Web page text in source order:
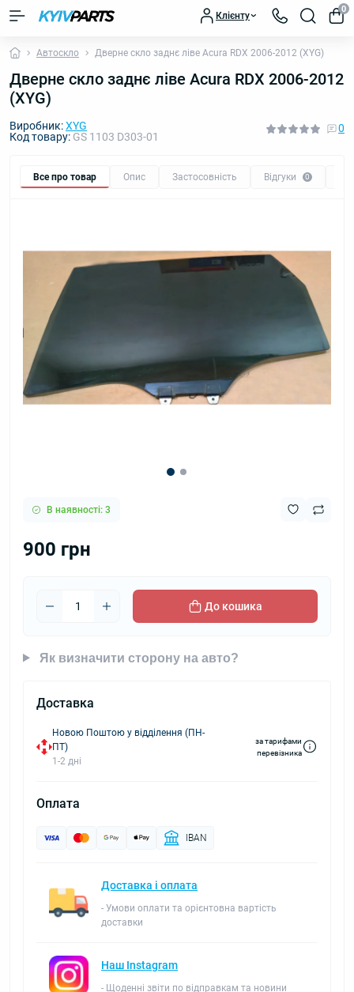
Клієнту
0
Автоскло Дверне скло заднє ліве Acura RDX 2006-2012 (XYG)
Дверне скло заднє ліве Acura RDX 2006-2012
(XYG)
Виробник:XYG
Код товару: GS 1103 D303-01
0
Все про товар Опис Застосовність Відгуки 0
В наявності: 3
900 грн
До кошика
Як визначити сторону на авто?
Доставка
Новою Поштою у відділення (ПН-
ПТ)
1-2 дні
за тарифами
перевізника
Оплата
IBAN
Доставка і оплата
- Умови оплати та орієнтовна вартість
доставки
Наш Instagram
- Щоденні звіти по відправкам та новини